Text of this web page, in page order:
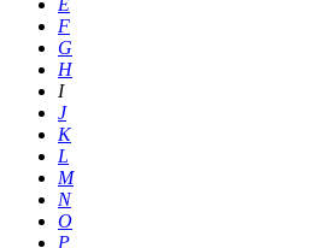
F
G
H
I
J
K
L
M
N
O
P